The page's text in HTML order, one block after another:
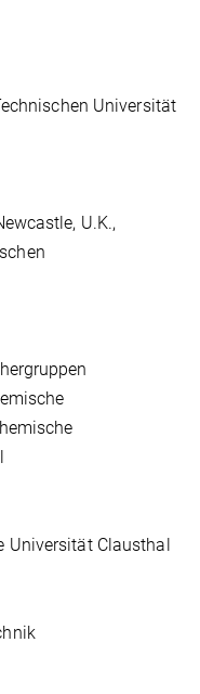
Universität
U.K.,
Universität Clausthal